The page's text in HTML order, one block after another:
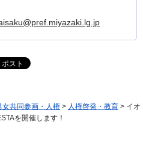
女共同参画・人権 > 人権啓発・教育 > イオ
を開催します！